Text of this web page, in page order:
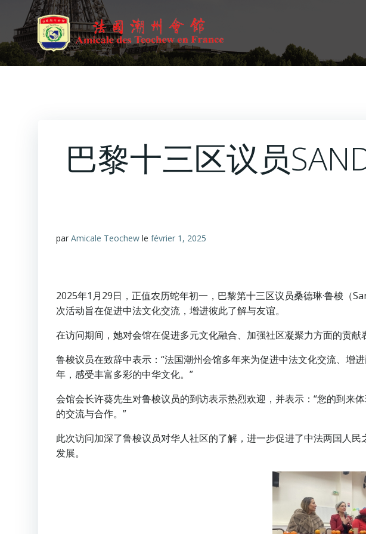
contenu
巴黎十三区议员
par Amicale Teochew le février 1, 2025
2025年1月29日，正值农历蛇年初一，巴黎第十三区议员桑德琳·鲁梭（
次活动旨在促进中法文化交流，增进彼此了解与友谊。
在访问期间，她对会馆在促进多元文化融合、加强社区凝聚力方面的贡献
鲁梭议员在致辞中表示：“法国潮州会馆多年来为促进中法文化交流、增
年，感受丰富多彩的中华文化。”
会馆会长许葵先生对鲁梭议员的到访表示热烈欢迎，并表示：“您的到来
的交流与合作。”
此次访问加深了鲁梭议员对华人社区的了解，进一步促进了中法两国人
发展。